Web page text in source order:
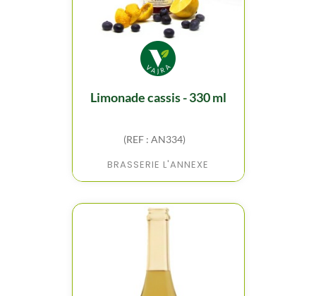
limonade cassis - 330 ml
(REF : AN334)
BRASSERIE L'ANNEXE